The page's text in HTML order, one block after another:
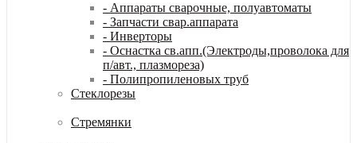
- Аппараты сварочные, полуавтоматы
- Запчасти свар.аппарата
- Инверторы
- Оснастка св.апп.(Электроды,проволока для
п/авт., плазмореза)
- Полипропиленовых труб
Стеклорезы
Стремянки